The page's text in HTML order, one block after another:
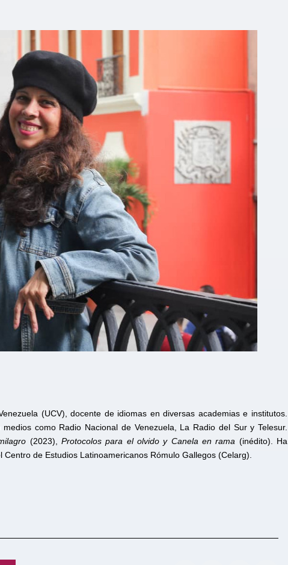
(UCV), docente de idiomas en diversas academias e institutos.
como Radio Nacional de Venezuela, La Radio del Sur y Telesur.
(2023),Protocolos para el olvido y Canela en rama (inédito). Ha
de Estudios Latinoamericanos Rómulo Gallegos (Celarg).